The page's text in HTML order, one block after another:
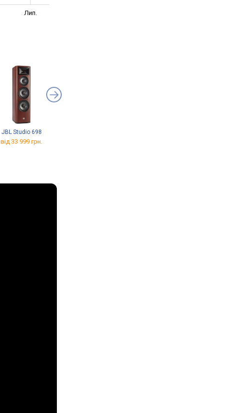
Лип.
JBL Studio 698
від 33 999 грн.